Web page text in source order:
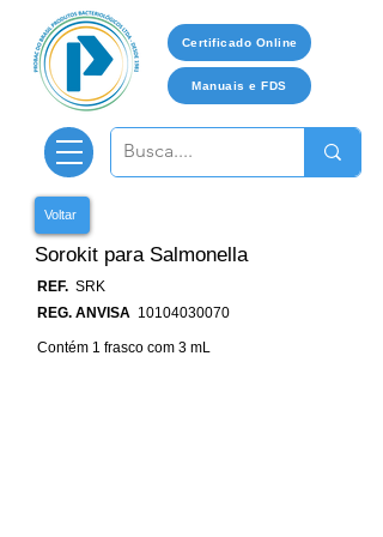
Certificado Online
Manuais e FDS
Voltar
Sorokit para Salmonella
REF. SRK
REG. ANVISA 10104030070
Contém 1 frasco com 3 mL